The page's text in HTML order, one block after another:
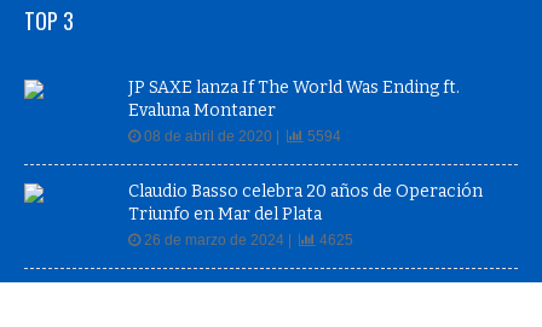
TOP 3
JP SAXE lanza If The World Was Ending ft.
Evaluna Montaner
08 de abril de 2020 | 5594
Claudio Basso celebra 20 años de Operación
Triunfo en Mar del Plata
26 de marzo de 2024 | 4625